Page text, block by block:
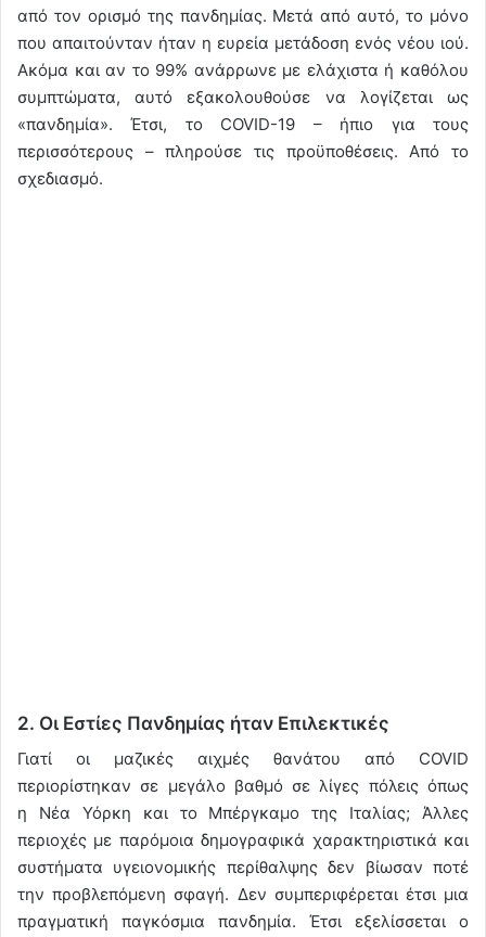
από τον ορισμό της πανδημίας. Μετά από αυτό, το μόνο
που απαιτούνταν ήταν η ευρεία μετάδοση ενός νέου ιού.
Ακόμα και αν το 99% ανάρρωνε με ελάχιστα ή καθόλου
συμπτώματα, αυτό εξακολουθούσε να λογίζεται ως
«πανδημία». Έτσι, το COVID-19 – ήπιο για τους
περισσότερους – πληρούσε τις προϋποθέσεις. Από το
σχεδιασμό.
2. Οι Εστίες Πανδημίας ήταν Επιλεκτικές
Γιατί οι μαζικές αιχμές θανάτου από COVID
περιορίστηκαν σε μεγάλο βαθμό σε λίγες πόλεις όπως
η Νέα Υόρκη και το Μπέργκαμο της Ιταλίας; Άλλες
περιοχές με παρόμοια δημογραφικά χαρακτηριστικά και
συστήματα υγειονομικής περίθαλψης δεν βίωσαν ποτέ
την προβλεπόμενη σφαγή. Δεν συμπεριφέρεται έτσι μια
πραγματική παγκόσμια πανδημία. Έτσι εξελίσσεται ο